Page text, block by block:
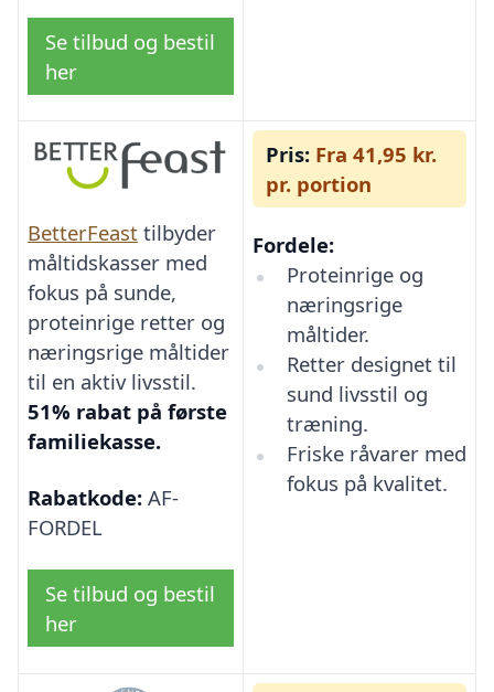
Se tilbud og bestil
her
BetterFeast tilbyder
måltidskasser med
fokus på sunde,
proteinrige retter og
næringsrige måltider
til en aktiv livsstil.
51% rabat på første
familiekasse.
Rabatkode: AF-
FORDEL
Se tilbud og bestil
her
Pris: Fra 41,95 kr.
pr. portion
Fordele:
Proteinrige og
næringsrige
måltider.
Retter designet til
sund livsstil og
træning.
Friske råvarer med
fokus på kvalitet.